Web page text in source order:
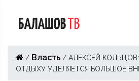
/ Власть / АЛЕКСЕЙ
ОТДЫХУ УДЕЛЯЕТСЯ БОЛЬШОЕ